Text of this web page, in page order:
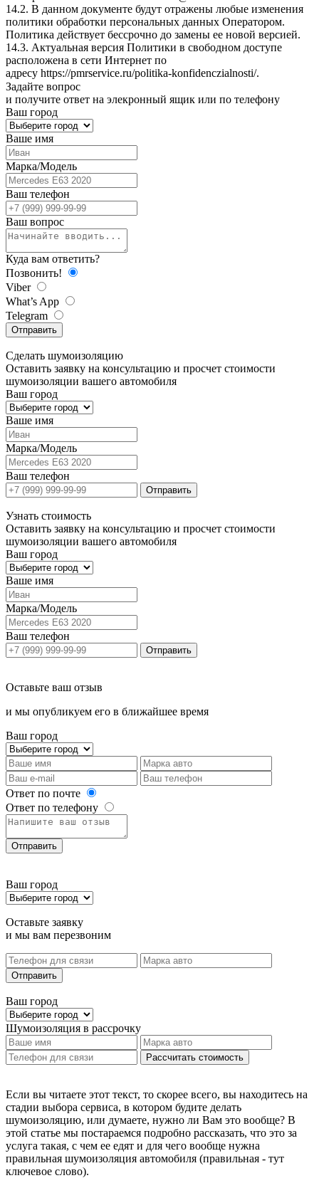
14.2. В данном документе будут отражены любые изменения
политики обработки персональных данных Оператором.
Политика действует бессрочно до замены ее новой версией.
14.3. Актуальная версия Политики в свободном доступе
расположена в сети Интернет по
адресу https://pmrservice.ru/politika-konfidenczialnosti/.
Задайте вопрос
и получите ответ на элекронный ящик или по телефону
Ваш город
Ваше имя
Марка/Модель
Ваш телефон
Ваш вопрос
Куда вам ответить?
Позвонить!
Viber
What’s App
Telegram
Отправить
Сделать шумоизоляцию
Оставить заявку на консультацию и просчет стоимости
шумоизоляции вашего автомобиля
Ваш город
Ваше имя
Марка/Модель
Ваш телефон
Отправить
Узнать стоимость
Оставить заявку на консультацию и просчет стоимости
шумоизоляции вашего автомобиля
Ваш город
Ваше имя
Марка/Модель
Ваш телефон
Отправить
Оставьте ваш отзыв
и мы опубликуем его в ближайшее время
Ваш город
Ответ по почте
Ответ по телефону
Отправить
Ваш город
Оставьте заявку
и мы вам перезвоним
Отправить
Ваш город
Шумоизоляция в рассрочку
Рассчитать стоимость
Если вы читаете этот текст, то скорее всего, вы находитесь на
стадии выбора сервиса, в котором будите делать
шумоизоляцию, или думаете, нужно ли Вам это вообще? В
этой статье мы постараемся подробно рассказать, что это за
услуга такая, с чем ее едят и для чего вообще нужна
правильная шумоизоляция автомобиля (правильная - тут
ключевое слово).